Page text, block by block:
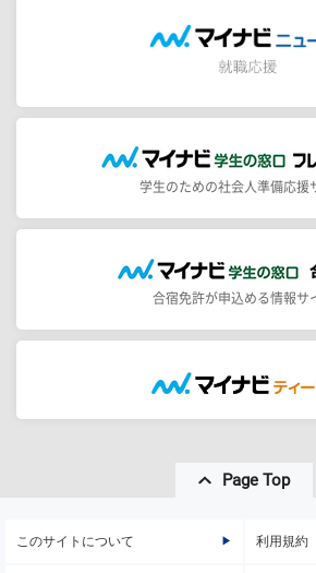
学生のための社会人準備応援
合宿免許が申込める情報サ
Page Top
このサイトについて 利用規約